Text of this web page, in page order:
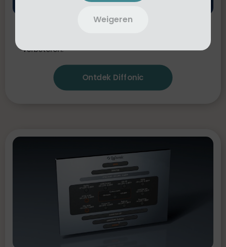
Weigeren
Vergelijk objectief twee audiosignalen
verbeteren.
Ontdek Diffonic